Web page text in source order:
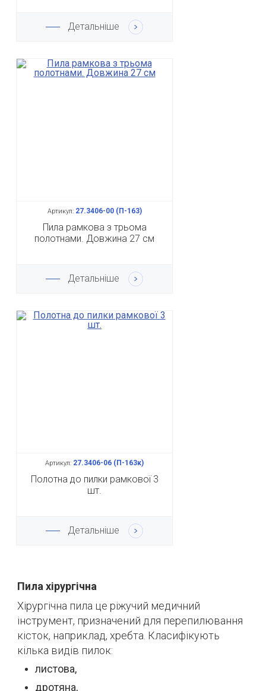
Детальніше
Артикул:27.3406-00 (П-163)
Пила рамкова з трьома
полотнами. Довжина 27 см
Детальніше
Артикул: 27.3406-06 (П-163к)
Полотна до пилки рамкової 3
шт.
Детальніше
Пила хірургічна
Хірургічна пила це ріжучий медичний
інструмент, призначений для перепилювання
кісток, наприклад, хребта. Класифікують
кілька видів пилок:
листова,
дротяна,